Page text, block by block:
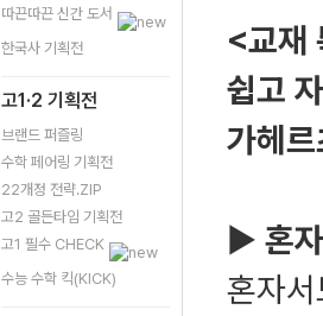
따끈따끈 신간 도서
한국사 기획전
고1·2 기획전
브랜드 퍼즐링
수학 페어링 기획전
22개정 전략.ZIP
고2 골든타임 기획전
고1 필수 CHECK
수능 수학 킥(KICK)
<교재
쉽고
가헤
▶ 혼
혼자